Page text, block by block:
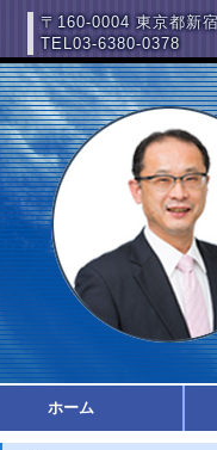
〒160-0004 東京都新
TEL03-6380-0378
ホーム